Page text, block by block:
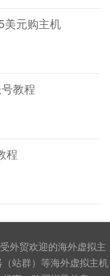
美元购主机
教程
程
外贸欢迎的海外虚拟主
站群）等海外虚拟主机